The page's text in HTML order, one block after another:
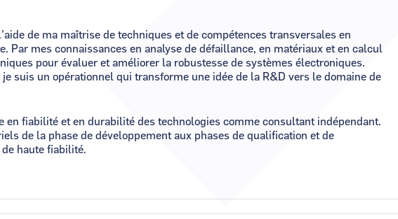
de ma maîtrise de techniques et de compétences transversales en
Par mes connaissances en analyse de défaillance, en matériaux et en calcul
pour évaluer et améliorer la robustesse de systèmes électroniques.
suis un opérationnel qui transforme une idée de la R&D vers le domaine de
en fiabilité et en durabilité des technologies comme consultant indépendant.
de la phase de développement aux phases de qualification et de
haute fiabilité.